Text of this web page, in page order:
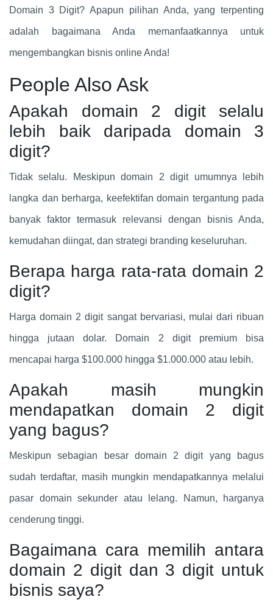
Domain 3 Digit? Apapun pilihan Anda, yang terpenting
adalah bagaimana Anda memanfaatkannya untuk
mengembangkan bisnis online Anda!
People Also Ask
Apakah domain 2 digit selalu
lebih baik daripada domain 3
digit?
Tidak selalu. Meskipun domain 2 digit umumnya lebih
langka dan berharga, keefektifan domain tergantung pada
banyak faktor termasuk relevansi dengan bisnis Anda,
kemudahan diingat, dan strategi branding keseluruhan.
Berapa harga rata-rata domain 2
digit?
Harga domain 2 digit sangat bervariasi, mulai dari ribuan
hingga jutaan dolar. Domain 2 digit premium bisa
mencapai harga $100.000 hingga $1.000.000 atau lebih.
Apakah masih mungkin
mendapatkan domain 2 digit
yang bagus?
Meskipun sebagian besar domain 2 digit yang bagus
sudah terdaftar, masih mungkin mendapatkannya melalui
pasar domain sekunder atau lelang. Namun, harganya
cenderung tinggi.
Bagaimana cara memilih antara
domain 2 digit dan 3 digit untuk
bisnis saya?